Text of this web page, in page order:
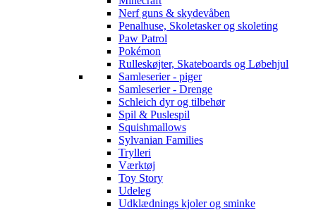
Nerf guns & skydevåben
Penalhuse, Skoletasker og skoleting
Paw Patrol
Pokémon
Rulleskøjter, Skateboards og Løbehjul
Samleserier - piger
Samleserier - Drenge
Schleich dyr og tilbehør
Spil & Puslespil
Squishmallows
Sylvanian Families
Trylleri
Værktøj
Toy Story
Udeleg
Udklædnings kjoler og sminke